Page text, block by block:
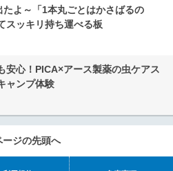
よ～「1本丸ごとはかさばるの
スッキリ持ち運べる板
安心！PICA×アース製薬の虫ケアス
ャンプ体験
ージの先頭へ